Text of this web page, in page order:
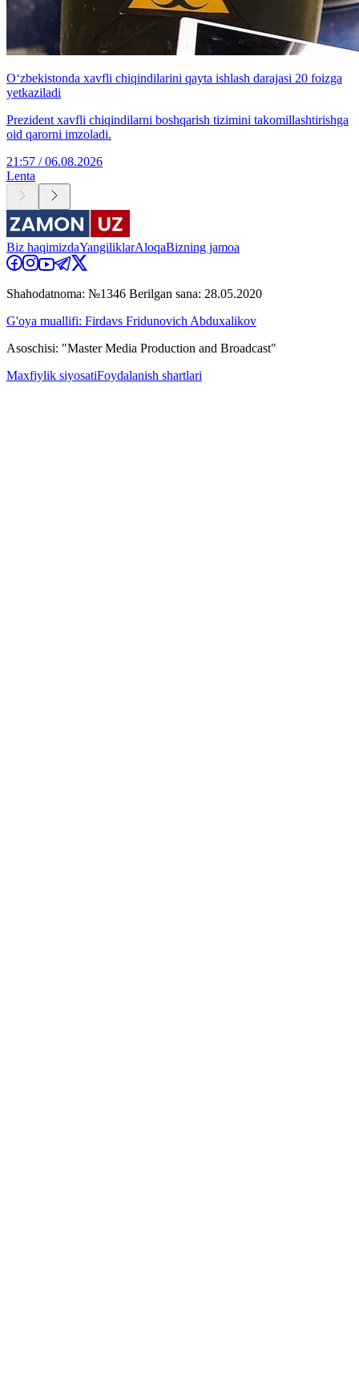
O‘zbekistonda xavfli chiqindilarini qayta ishlash darajasi 20 foizga
yetkaziladi
Prezident xavfli chiqindilarni boshqarish tizimini takomillashtirishga
oid qarorni imzoladi.
21:57 / 06.08.2026
Lenta
Biz haqimizdaYangiliklarAloqaBizning jamoa
Shahodatnoma: №1346 Berilgan sana: 28.05.2020
G'oya muallifi: Firdavs Fridunovich Abduxalikov
Asoschisi: "Master Media Production and Broadcast"
Maxfiylik siyosatiFoydalanish shartlari